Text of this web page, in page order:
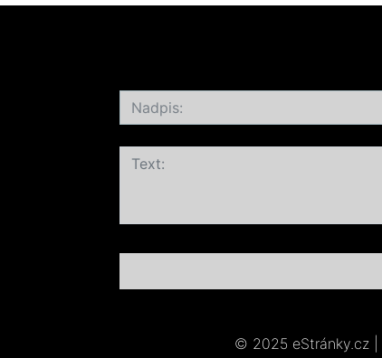
© 2025 eStránky.cz